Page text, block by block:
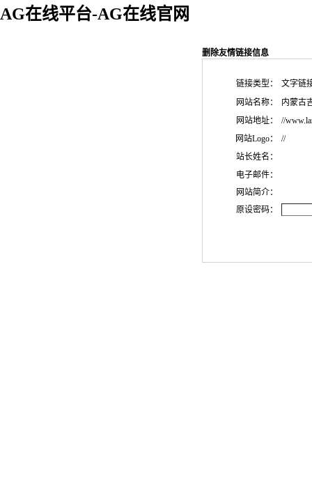
AG在线平台-AG在线官网
删除友情链接信息
链接类型：
文字链
网站名称：
内蒙古
网站地址：
//
网站Logo：
//
站长姓名：
电子邮件：
网站简介：
原设密码：